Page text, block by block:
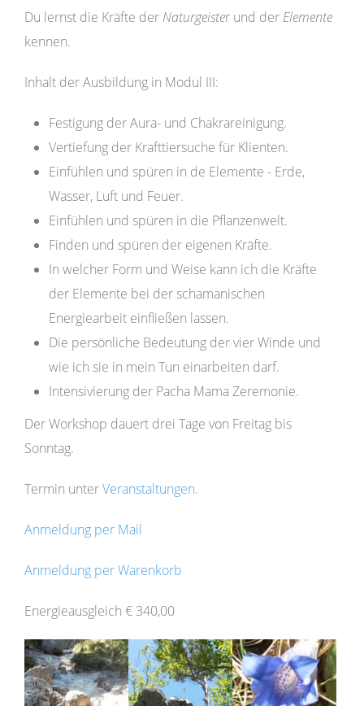
Du lernst die Kräfte der Naturgeister und der Elemente
kennen.
Inhalt der Ausbildung in Modul III:
Festigung der Aura- und Chakrareinigung.
Vertiefung der Krafttiersuche für Klienten.
Einfühlen und spüren in de Elemente - Erde,
Wasser, Luft und Feuer.
Einfühlen und spüren in die Pflanzenwelt.
Finden und spüren der eigenen Kräfte.
In welcher Form und Weise kann ich die Kräfte
der Elemente bei der schamanischen
Energiearbeit einfließen lassen.
Die persönliche Bedeutung der vier Winde und
wie ich sie in mein Tun einarbeiten darf.
Intensivierung der Pacha Mama Zeremonie.
Der Workshop dauert drei Tage von Freitag bis
Sonntag.
Termin unterVeranstaltungen.
Anmeldung per Mail
Anmeldung per Warenkorb
Energieausgleich € 340,00